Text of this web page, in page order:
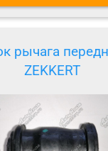
рычага
ZEKKERT